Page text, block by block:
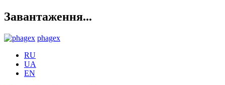
Завантаження...
phagex
RU
UA
EN